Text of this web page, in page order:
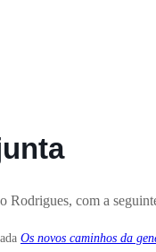
Rodrigues, com a
Os novos caminhos da